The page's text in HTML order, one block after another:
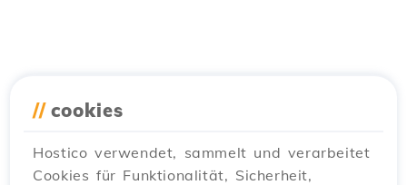
// cookies
Hostico verwendet, sammelt und verarbeitet
Cookies für Funktionalität, Sicherheit,